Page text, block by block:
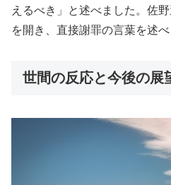
えるべき」と述べました。佐
を開き、直接謝罪の言葉を述べ
世間の反応と今後の展